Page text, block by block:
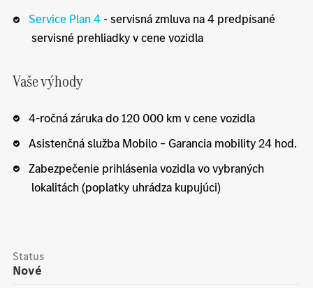
Service Plan 4- servisná zmluva na 4 predpísané
servisné prehliadky v cene vozidla
Vaše výhody
4-ročná záruka do 120 000 km v cene vozidla
Asistenčná služba Mobilo – Garancia mobility 24 hod.
Zabezpečenie prihlásenia vozidla vo vybraných
lokalitách (poplatky uhrádza kupujúci)
Nové
Status